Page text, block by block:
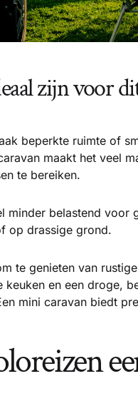
zijn voor
beperkte ruimte of
maakt het veel
te bereiken.
minder belastend voor
op drassige grond.
te genieten van
en een droge,
mini caravan biedt